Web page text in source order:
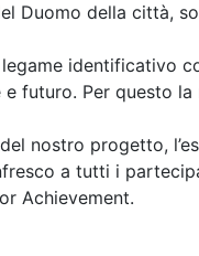
Duomo della città,
identificativo
futuro. Per questo la
nostro progetto,
a tutti i
Achievement.